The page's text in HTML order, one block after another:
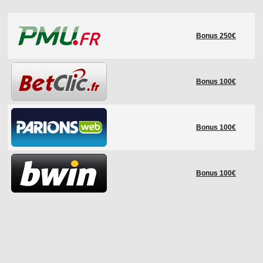
LES STADES
HISTORIQUE
COUPE DES CONFÉDÉRATIONS
Bonus 250€
Bonus 100€
Bonus 100€
Bonus 100€